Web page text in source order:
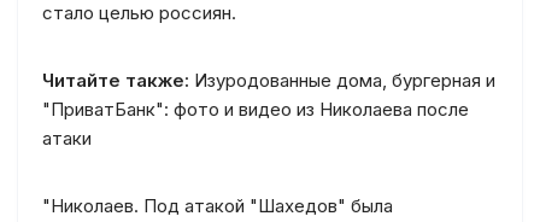
стало целью россиян.
Читайте также: Изуродованные дома, бургерная и
"ПриватБанк": фото и видео из Николаева после
атаки
"Николаев. Под атакой "Шахедов" была